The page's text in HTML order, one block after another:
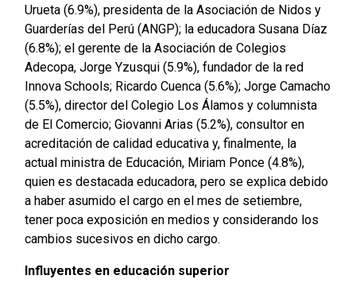
Urueta (6.9%), presidenta de la Asociación de Nidos y
Guarderías del Perú (ANGP); la educadora Susana Díaz
(6.8%); el gerente de la Asociación de Colegios
Adecopa, Jorge Yzusqui (5.9%), fundador de la red
Innova Schools; Ricardo Cuenca (5.6%); Jorge Camacho
(5.5%), director del Colegio Los Álamos y columnista
de El Comercio; Giovanni Arias (5.2%), consultor en
acreditación de calidad educativa y, finalmente, la
actual ministra de Educación, Miriam Ponce (4.8%),
quien es destacada educadora, pero se explica debido
a haber asumido el cargo en el mes de setiembre,
tener poca exposición en medios y considerando los
cambios sucesivos en dicho cargo.
Influyentes en educación superior